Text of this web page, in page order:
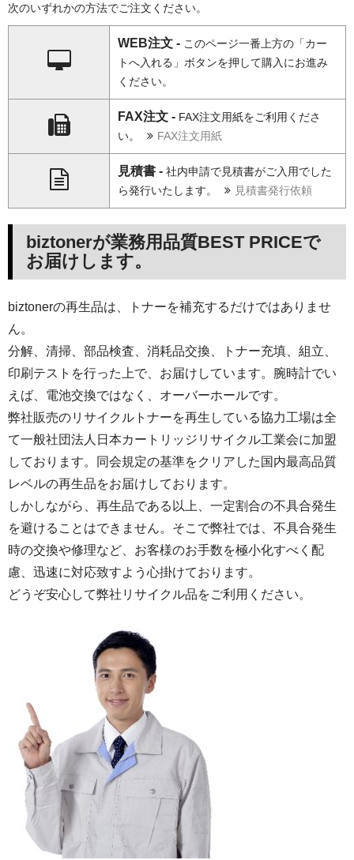
次のいずれかの方法でご注文ください。
WEB注文 - このページ一番上方の「カー
トへ入れる」ボタンを押して購入にお進み
ください。
FAX注文 - FAX注文用紙をご利用くださ
い。
FAX注文用紙
見積書 - 社内申請で見積書がご入用でした
ら発行いたします。
見積書発行依頼
biztonerが業務用品質BEST PRICEで
お届けします。
biztonerの再生品は、トナーを補充するだけではありませ
ん。
分解、清掃、部品検査、消耗品交換、トナー充填、組立、
印刷テストを行った上で、お届けしています。腕時計でい
えば、電池交換ではなく、オーバーホールです。
弊社販売のリサイクルトナーを再生している協力工場は全
て一般社団法人日本カートリッジリサイクル工業会に加盟
しております。同会規定の基準をクリアした国内最高品質
レベルの再生品をお届けしております。
しかしながら、再生品である以上、一定割合の不具合発生
を避けることはできません。そこで弊社では、不具合発生
時の交換や修理など、お客様のお手数を極小化すべく配
慮、迅速に対応致すよう心掛けております。
どうぞ安心して弊社リサイクル品をご利用ください。